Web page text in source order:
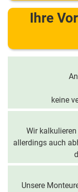
Ihre
keine
Wir
allerdings auch
Unsere